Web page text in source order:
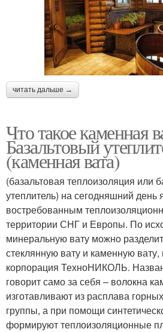
читать дальше →
Что такое каменная
Базальтовый
(каменная вата)
(базальтовая теплоизоляция или
утеплитель) на сегодняшний день
востребованным
территории СНГ и Европы. По
минеральную вату можно
стеклянную вату и каменную
корпорация ТехноНИКОЛЬ.
говорит само за себя – волокна
изготавливают из расплава
группы, а при помощи
формируют теплоизоляционные